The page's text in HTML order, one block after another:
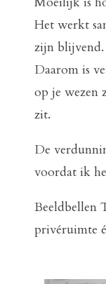
Het werkt
zijn blijvend.
Daarom is
op je wezen
zit.
De
voordat ik
Beeldbellen
privéruimte